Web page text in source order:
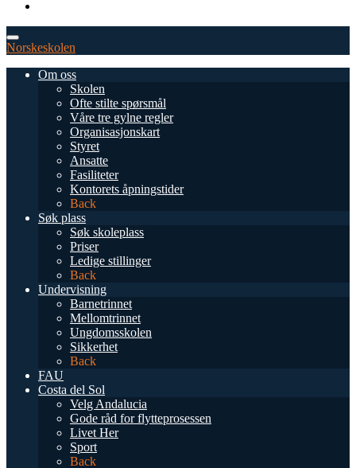
Norskeskolen
Om oss
Skolen
Ofte stilte spørsmål
Våre tre gylne regler
Organisasjonskart
Styret
Ansatte
Fasiliteter
Kontorets åpningstider
Back
Søk plass
Søk skoleplass
Priser
Ledige stillinger
Back
Undervisning
Barnetrinnet
Mellomtrinnet
Ungdomsskolen
Sikkerhet
Back
FAU
Costa del Sol
Velg Andalucia
Gode råd for flytteprosessen
Livet Her
Sport
Back